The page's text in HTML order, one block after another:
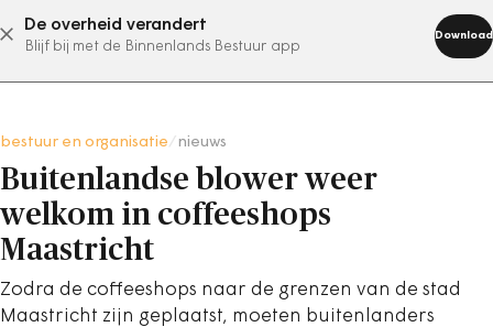
De overheid verandert
Blijf bij met de Binnenlands Bestuur app
Download
abonneer nu
bestuur en organisatie nieuws
Buitenlandse blower weer
welkom in coffeeshops
Maastricht
Zodra de coffeeshops naar de grenzen van de stad
Maastricht zijn geplaatst, moeten buitenlanders